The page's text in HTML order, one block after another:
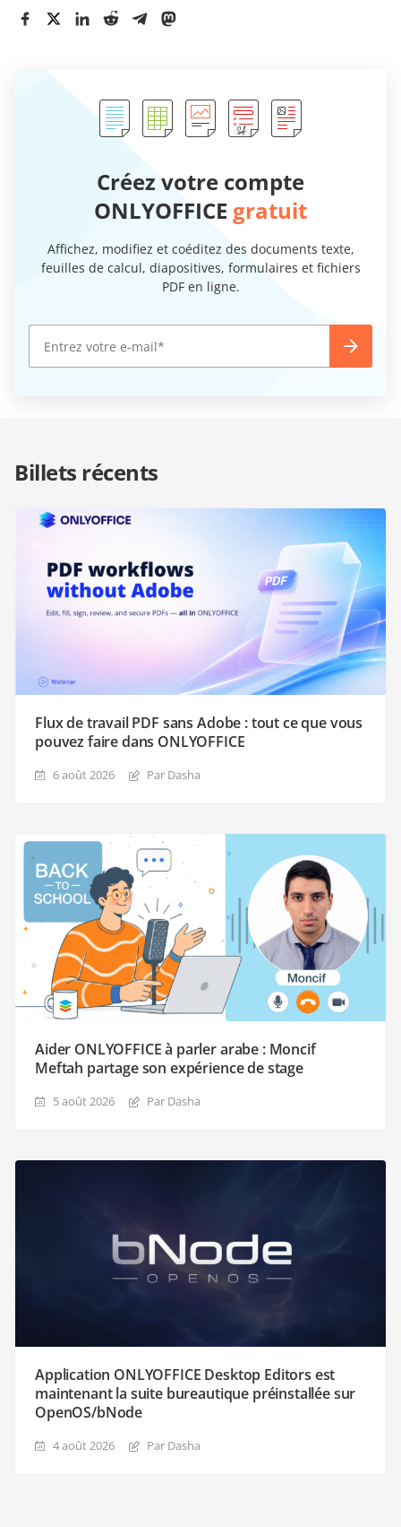
Créez votre compte
ONLYOFFICE gratuit
Affichez, modifiez et coéditez des documents texte,
feuilles de calcul, diapositives, formulaires et fichiers
PDF en ligne.
Billets récents
Flux de travail PDF sans Adobe : tout ce que vous
pouvez faire dans ONLYOFFICE
6 août 2026 Par Dasha
Aider ONLYOFFICE à parler arabe : Moncif
Meftah partage son expérience de stage
5 août 2026 Par Dasha
Application ONLYOFFICE Desktop Editors est
maintenant la suite bureautique préinstallée sur
OpenOS/bNode
4 août 2026 Par Dasha